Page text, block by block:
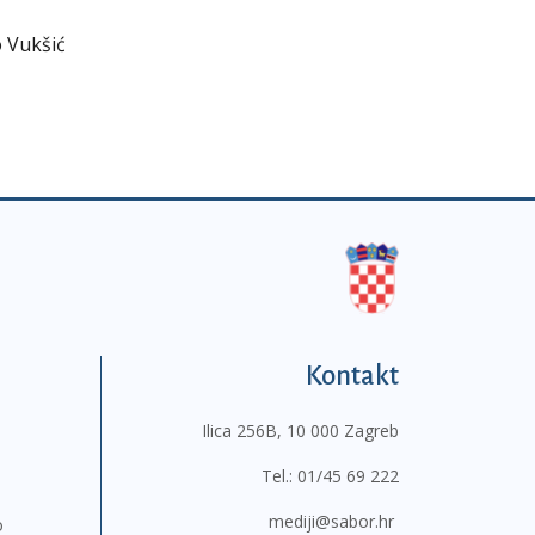
Vukšić
Kontakt
Ilica 256B, 10 000 Zagreb
Tel.: 01/45 69 222
mediji@sabor.hr